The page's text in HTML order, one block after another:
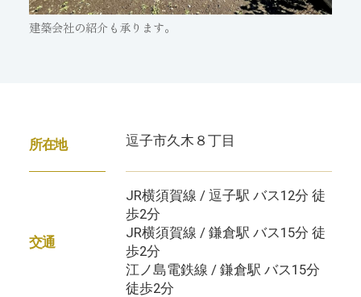
建築会社の紹介も承ります。
所在地 逗子市久木８丁目
交通
JR横須賀線 / 逗子駅 バス12分 徒
歩2分
JR横須賀線 / 鎌倉駅 バス15分 徒
歩2分
江ノ島電鉄線 / 鎌倉駅 バス15分
徒歩2分